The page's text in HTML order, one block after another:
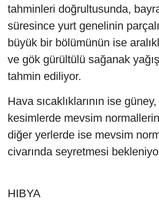
tahminleri doğrultusunda,
süresince yurt genelinin
büyük bir bölümünün ise
ve gök gürültülü sağanak
tahmin ediliyor.
Hava sıcaklıklarının ise
kesimlerde mevsim
diğer yerlerde ise mevsim
civarında seyretmesi
HIBYA